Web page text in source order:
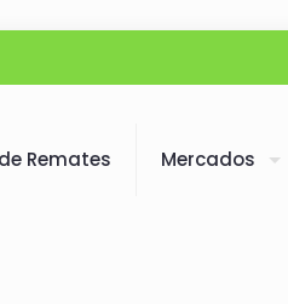
Remates Mercados